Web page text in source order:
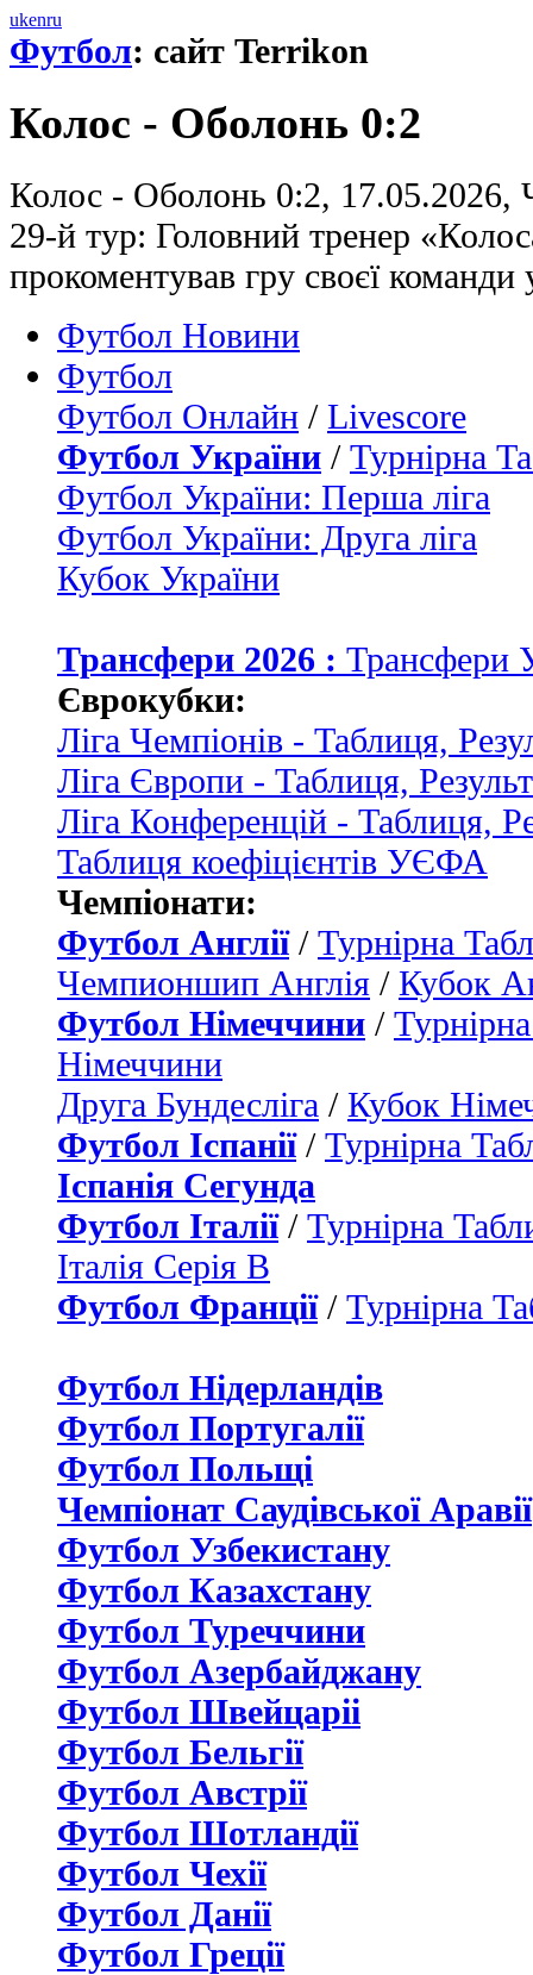
ukenru
Футбол: сайт Terrikon
Колос - Оболонь 0:2
Колос - Оболонь 0:2, 17.05.2026,
29-й тур: Головний тренер
прокоментував гру своєї
Футбол Новини
Футбол
Футбол Онлайн / Livescore
Футбол України / Турнірна
Футбол України: Перша ліга
Футбол України: Друга ліга
Кубок України
Трансфери 2026 : Трансфери
Єврокубки:
Ліга Чемпіонів - Таблиця,
Ліга Європи - Таблиця,
Ліга Конференцій - Таблиця,
Таблиця коефіцієнтів УЄФА
Чемпіонати:
Футбол Англії/ Турнірна
Чемпионшип Англія / Кубок
Футбол Німеччини /
Німеччини
Друга Бундесліга / Кубок
Футбол Іспанії/ Турнірна
Іспанія Сегунда
Футбол Італії/ Турнірна
Італія Серія B
Футбол Франції/ Турнірна
Футбол Нідерландiв
Футбол Португалії
Футбол Польщі
Чемпіонат Саудівської Аравії
Футбол Узбекистану
Футбол Казахстану
Футбол Туреччини
Футбол Азербайджану
Футбол Швейцаріі
Футбол Бельгії
Футбол Австрії
Футбол Шотландії
Футбол Чехії
Футбол Данії
Футбол Греції